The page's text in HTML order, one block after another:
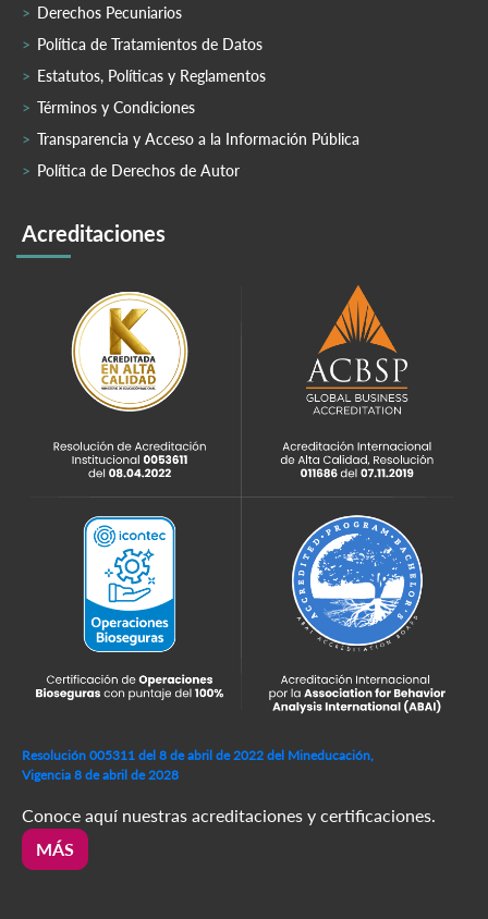
Derechos Pecuniarios
Política de Tratamientos de Datos
Estatutos, Políticas y Reglamentos
Términos y Condiciones
Transparencia y Acceso a la Información Pública
Política de Derechos de Autor
Acreditaciones
Resolución 005311 del 8 de abril de 2022 del Mineducación,
Vigencia 8 de abril de 2028
Conoce aquí nuestras acreditaciones y certificaciones.
MÁS